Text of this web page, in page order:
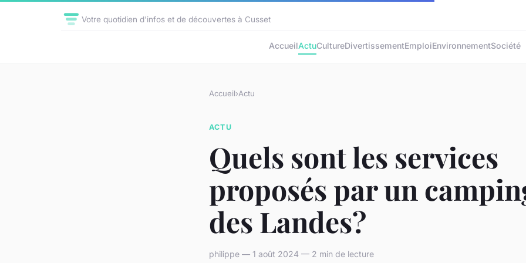
Votre quotidien d'infos et de découvertes à Cusset
AccueilActuCultureDivertissementEmploiEnvironnementSociété
Accueil›Actu
ACTU
Quels sont les services
proposés par un
des Landes?
philippe — 1 août 2024 — 2 min de lecture